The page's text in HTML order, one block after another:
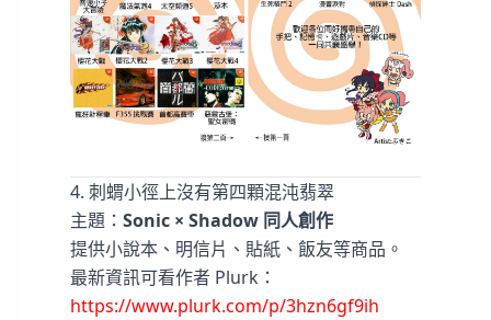
4️. 刺蝟小徑上沒有第四顆混沌翡翠
主題： Sonic × Shadow 同人創作
提供小說本、明信片、貼紙、飯友等商品。
最新資訊可看作者 Plurk：
https://www.plurk.com/p/3hzn6gf9ih